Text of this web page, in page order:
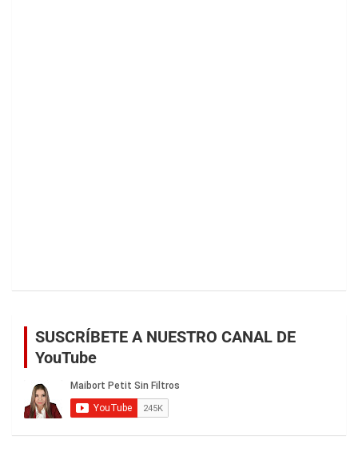
SUSCRÍBETE A NUESTRO CANAL DE
YouTube